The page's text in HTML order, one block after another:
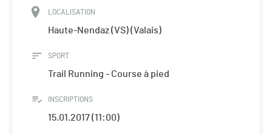
LOCALISATION
Haute-Nendaz (VS) (Valais)
SPORT
Trail Running - Course à pied
INSCRIPTIONS
15.01.2017 (11:00)